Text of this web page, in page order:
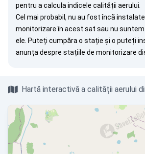
pentru a calcula indicele calității aerului.
Cel mai probabil, nu au fost încă
monitorizare în acest sat sau nu
ele. Puteți cumpăra o stație și o puteți
anunța despre stațiile de monitorizare
Hartă interactivă a calității aerului